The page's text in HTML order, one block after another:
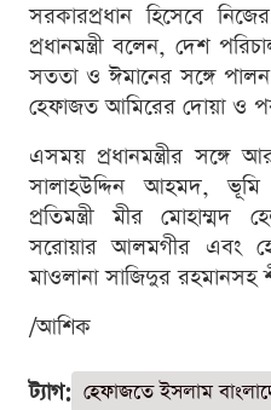
সরকারপ্রধান হিসেবে
প্রধানমন্ত্রী বলেন, দেশ
সততা ও ঈমানের সঙ্গে
হেফাজত আমিরের দোয়া ও
এসময় প্রধানমন্ত্রীর সঙ্গে
সালাহউদ্দিন আহমদ, ভূমি
প্রতিমন্ত্রী মীর
সরোয়ার আলমগীর এবং
মাওলানা সাজিদুর রহমানসহ
/আশিক
ট্যাগ: হেফাজতে ইসলাম